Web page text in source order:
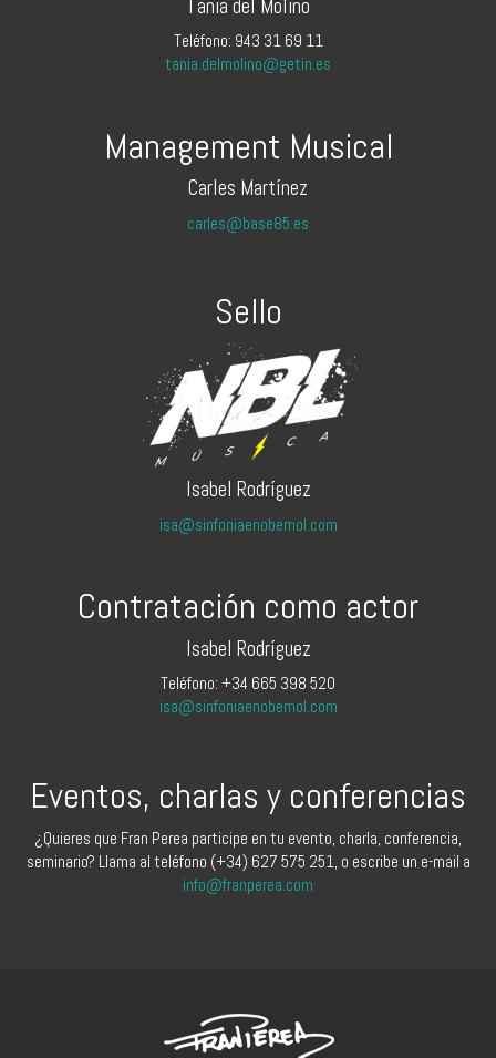
Tania del Molino
Teléfono: 943 31 69 11
tania.delmolino@getin.es
Management Musical
Carles Martínez
carles@base85.es
Sello
Isabel Rodríguez
isa@sinfoniaenobemol.com
Contratación como actor
Isabel Rodríguez
Teléfono: +34 665 398 520
isa@sinfoniaenobemol.com
Eventos, charlas y conferencias
¿Quieres que Fran Perea participe en tu evento, charla, conferencia,
seminario? Llama al teléfono (+34) 627 575 251, o escribe un e-mail a
info@franperea.com